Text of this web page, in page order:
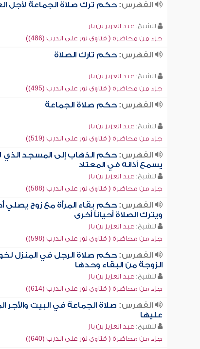
الفهرس:حكم ترك صلاة الجماعة لأجل
للشيخ: عبد العزيز بن باز
جزء من محاضرة ( فتاوى نور على الدرب (486))
الفهرس:حكم تارك الصلاة
للشيخ: عبد العزيز بن باز
جزء من محاضرة ( فتاوى نور على الدرب (495))
الفهرس:حكم صلاة الجماعة
للشيخ: عبد العزيز بن باز
جزء من محاضرة ( فتاوى نور على الدرب (519))
الفهرس:حكم الذهاب إلى المسجد الذي
يسمع أذانه في المعتاد
للشيخ: عبد العزيز بن باز
جزء من محاضرة ( فتاوى نور على الدرب (588))
الفهرس:حكم بقاء المرأة مع زوج يصلي
ويترك الصلاة أحياناً أخرى
للشيخ: عبد العزيز بن باز
جزء من محاضرة ( فتاوى نور على الدرب (598))
الفهرس:حكم صلاة الرجل في المنزل
الزوجة من البقاء وحدها
للشيخ: عبد العزيز بن باز
جزء من محاضرة ( فتاوى نور على الدرب (614))
الفهرس: صلاة الجماعة في البيت والأجر
عليها
للشيخ: عبد العزيز بن باز
جزء من محاضرة ( فتاوى نور على الدرب (640))